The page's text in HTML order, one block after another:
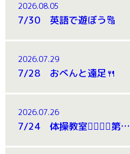
2026.08.05
7/30 英語で遊ぼう🔠
2026.07.29
7/28 おべんと遠足🍴
2026.07.26
7/24 体操教室🤸‍♂️🤸‍♂️第２弾